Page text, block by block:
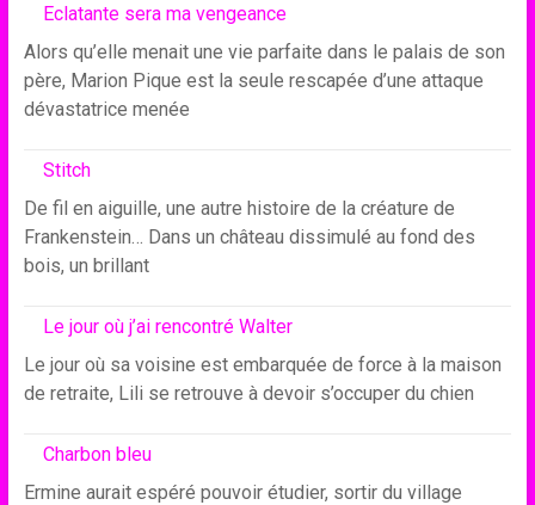
Eclatante sera ma vengeance
Alors qu’elle menait une vie parfaite dans le palais de son
père, Marion Pique est la seule rescapée d’une attaque
dévastatrice menée
Stitch
De fil en aiguille, une autre histoire de la créature de
Frankenstein… Dans un château dissimulé au fond des
bois, un brillant
Le jour où j’ai rencontré Walter
Le jour où sa voisine est embarquée de force à la maison
de retraite, Lili se retrouve à devoir s’occuper du chien
Charbon bleu
Ermine aurait espéré pouvoir étudier, sortir du village